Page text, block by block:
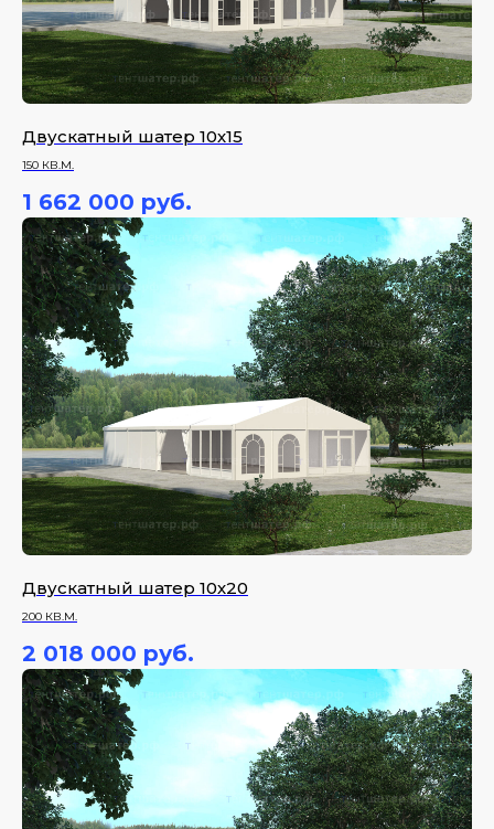
Двускатный шатер 10х15
150 КВ.М.
1 662 000 руб.
Двускатный шатер 10х20
200 КВ.М.
2 018 000 руб.